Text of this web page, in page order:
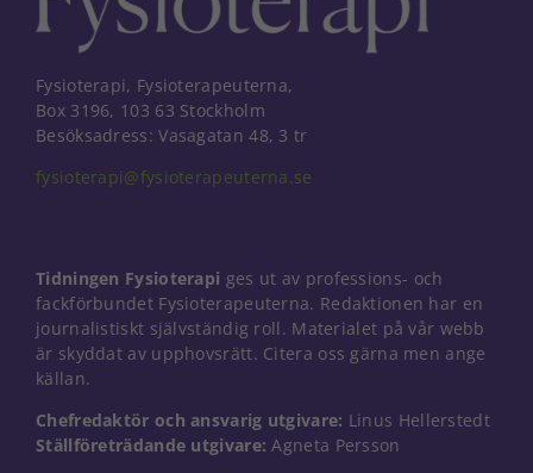
Fysioterapi, Fysioterapeuterna,
Box 3196, 103 63 Stockholm
Besöksadress: Vasagatan 48, 3 tr
fysioterapi@fysioterapeuterna.se
Tidningen Fysioterapi ges ut av professions- och
fackförbundet Fysioterapeuterna. Redaktionen har en
journalistiskt självständig roll. Materialet på vår webb
är skyddat av upphovsrätt. Citera oss gärna men ange
källan.
Chefredaktör och ansvarig utgivare: Linus Hellerstedt
Ställföreträdande utgivare: Agneta Persson
Nödvändiga
Dessa kakor
välja bort. De
behövs för